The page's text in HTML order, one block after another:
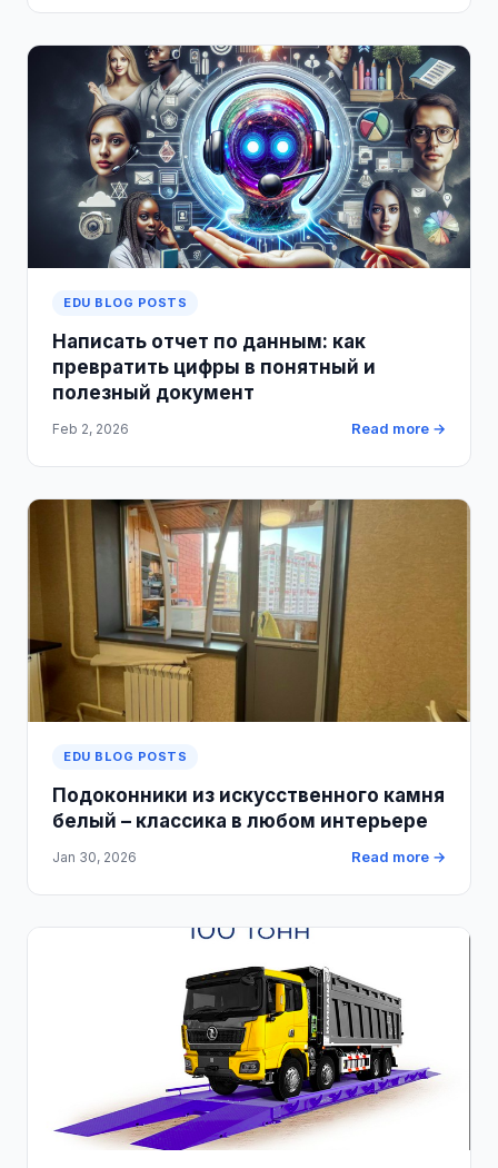
EDU BLOG POSTS
Написать отчет по данным: как
превратить цифры в понятный и
полезный документ
Feb 2, 2026 Read more →
EDU BLOG POSTS
Подоконники из искусственного камня
белый – классика в любом интерьере
Jan 30, 2026 Read more →